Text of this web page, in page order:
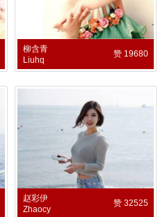
柳含青
Liuhq
赞 19680
赵彩伊
Zhaocy
赞 32525